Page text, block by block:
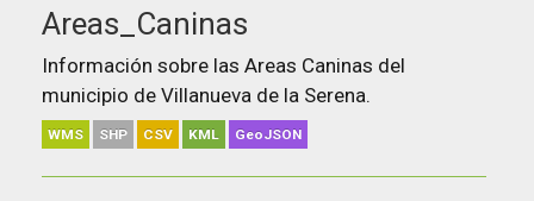
Areas_Caninas
Información sobre las Areas Caninas del
municipio de Villanueva de la Serena.
WMS SHP CSV KML GeoJSON